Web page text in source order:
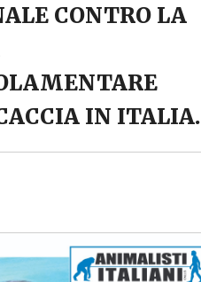
CONTRO LA
IN ITALIA.